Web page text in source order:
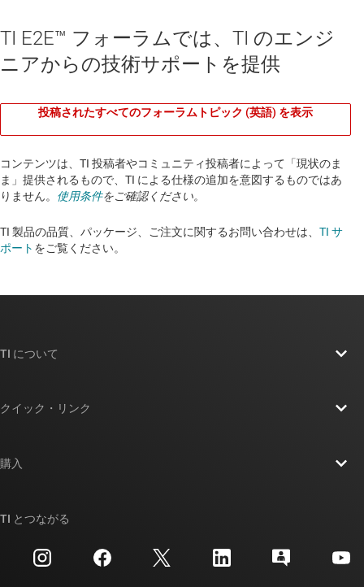
TI E2E™ フォーラムでは、TI のエンジ
ニアからの技術サポートを提供
投稿されたすべてのフォーラムトピック (英語) を表示
コンテンツは、TI 投稿者やコミュニティ投稿者によって「現状のま
ま」提供されるもので、TI による仕様の追加を意図するものではあ
りません。 使用条件をご確認ください。
TI 製品の品質、パッケージ、ご注文に関するお問い合わせは、 TI サ
ポート をご覧ください。​​​​​​​​​​​​​​
TI について
投資家向け情報
クイック・リンク
クロスリファレンス検索
カスタマー・サポート・センター
購入
TI とつながる